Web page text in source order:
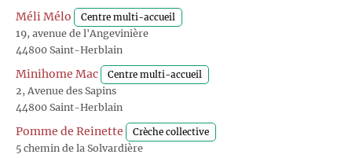
Méli Mélo Centre multi-accueil
19, avenue de l'Angevinière
44800 Saint-Herblain
Minihome Mac Centre multi-accueil
2, Avenue des Sapins
44800 Saint-Herblain
Pomme de Reinette Crèche collective
5 chemin de la Solvardière